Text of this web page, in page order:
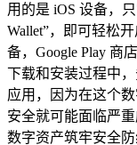
用的是 iOS 设备，
Wallet”，即可轻松
备，Google Play 商
下载和安装过程中
应用，因为在这个
安全就可能面临严
数字资产筑牢安全防